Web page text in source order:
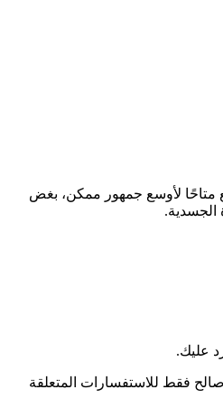
متاحًا لأوسع جمهور ممكن، بغض
الجسدية.
عليك.
فقط للاستفسارات المتعلقة